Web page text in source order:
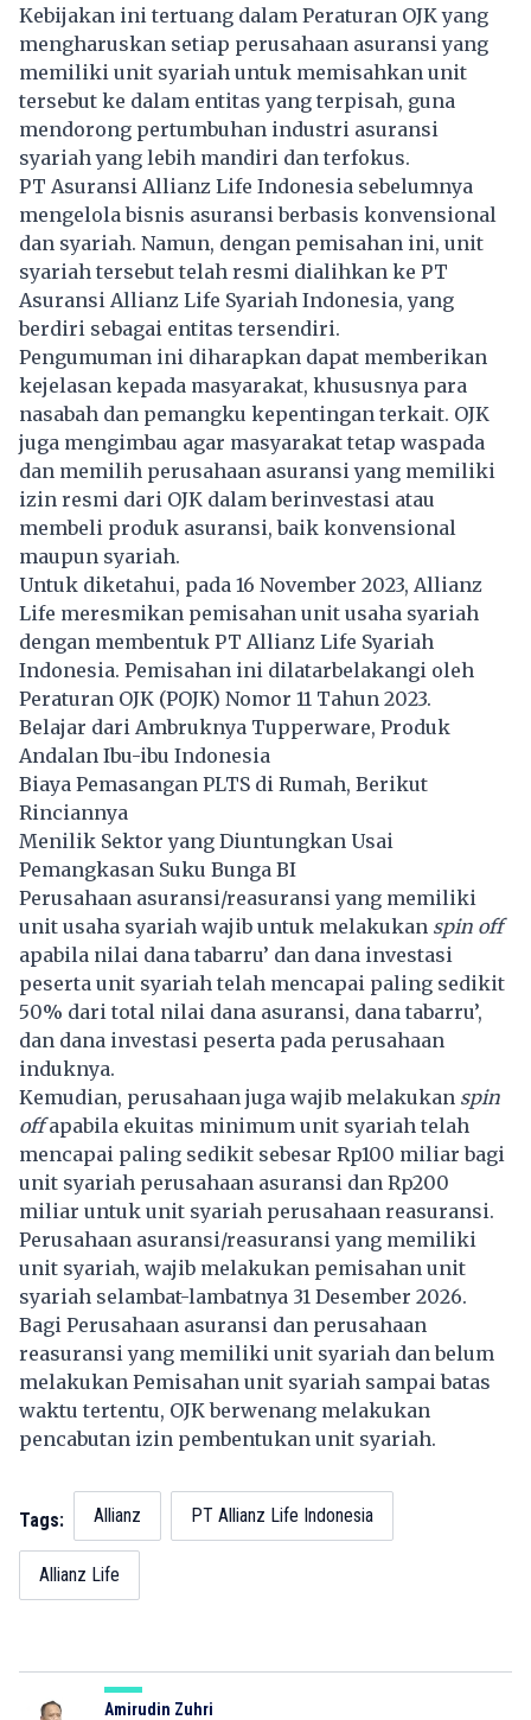
Kebijakan ini tertuang dalam Peraturan OJK yang
mengharuskan setiap perusahaan asuransi yang
memiliki unit syariah untuk memisahkan unit
tersebut ke dalam entitas yang terpisah, guna
mendorong pertumbuhan industri asuransi
syariah yang lebih mandiri dan terfokus.
PT Asuransi Allianz Life Indonesia sebelumnya
mengelola bisnis asuransi berbasis konvensional
dan syariah. Namun, dengan pemisahan ini, unit
syariah tersebut telah resmi dialihkan ke PT
Asuransi Allianz Life Syariah Indonesia, yang
berdiri sebagai entitas tersendiri.
Pengumuman ini diharapkan dapat memberikan
kejelasan kepada masyarakat, khususnya para
nasabah dan pemangku kepentingan terkait. OJK
juga mengimbau agar masyarakat tetap waspada
dan memilih perusahaan asuransi yang memiliki
izin resmi dari OJK dalam berinvestasi atau
membeli produk asuransi, baik konvensional
maupun syariah.
Untuk diketahui, pada 16 November 2023, Allianz
Life meresmikan pemisahan unit usaha syariah
dengan membentuk PT Allianz Life Syariah
Indonesia. Pemisahan ini dilatarbelakangi oleh
Peraturan OJK (POJK) Nomor 11 Tahun 2023.
Belajar dari Ambruknya Tupperware, Produk
Andalan Ibu-ibu Indonesia
Biaya Pemasangan PLTS di Rumah, Berikut
Rinciannya
Menilik Sektor yang Diuntungkan Usai
Pemangkasan Suku Bunga BI
Perusahaan asuransi/reasuransi yang memiliki
unit usaha syariah wajib untuk melakukan spin off
apabila nilai dana tabarru’ dan dana investasi
peserta unit syariah telah mencapai paling sedikit
50% dari total nilai dana asuransi, dana tabarru’,
dan dana investasi peserta pada perusahaan
induknya.
Kemudian, perusahaan juga wajib melakukan spin
offapabila ekuitas minimum unit syariah telah
mencapai paling sedikit sebesar Rp100 miliar bagi
unit syariah perusahaan asuransi dan Rp200
miliar untuk unit syariah perusahaan reasuransi.
Perusahaan asuransi/reasuransi yang memiliki
unit syariah, wajib melakukan pemisahan unit
syariah selambat-lambatnya 31 Desember 2026.
Bagi Perusahaan asuransi dan perusahaan
reasuransi yang memiliki unit syariah dan belum
melakukan Pemisahan unit syariah sampai batas
waktu tertentu, OJK berwenang melakukan
pencabutan izin pembentukan unit syariah.
Tags: Allianz PT Allianz Life Indonesia
Allianz Life
Amirudin Zuhri